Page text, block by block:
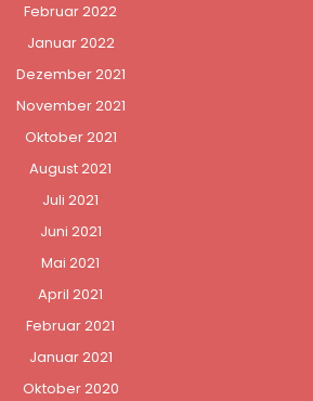
Februar 2022
Januar 2022
Dezember 2021
November 2021
Oktober 2021
August 2021
Juli 2021
Juni 2021
Mai 2021
April 2021
Februar 2021
Januar 2021
Oktober 2020